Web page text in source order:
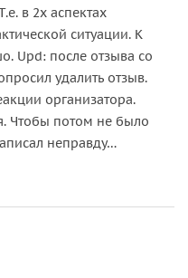
в 2х аспектах
ситуации. К
Upd: после отзыва со
удалить отзыв.
организатора.
Чтобы потом не было
неправду…